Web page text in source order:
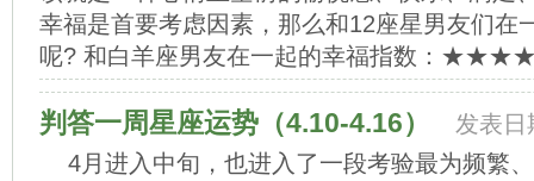
幸福是首要考虑因素，那么和12座星男友们在
呢? 和白羊座男友在一起的幸福指数：
判答一周星座运势（4.10-4.16）
发表日
4月进入中旬，也进入了一段考验最为频繁